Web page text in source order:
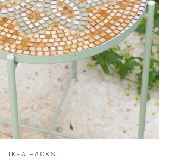
IKEA HACKS